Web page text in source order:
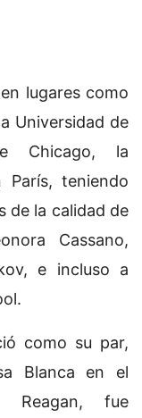
lugares como
Universidad de
Chicago, la
París, teniendo
de la calidad de
Cassano,
e incluso a
como su par,
Blanca en el
Reagan, fue